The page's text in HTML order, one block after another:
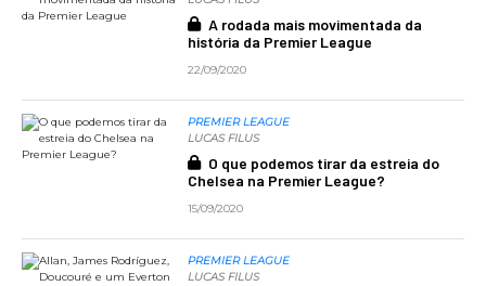
A rodada mais movimentada da
história da Premier League
22/09/2020
PREMIER LEAGUE
LUCAS FILUS
O que podemos tirar da estreia do
Chelsea na Premier League?
15/09/2020
PREMIER LEAGUE
LUCAS FILUS